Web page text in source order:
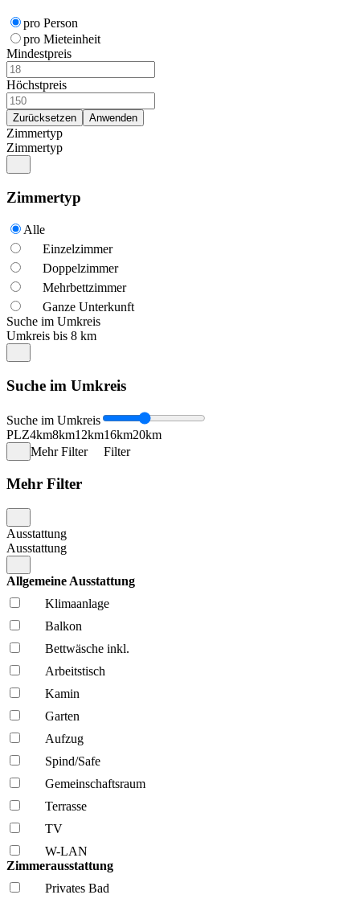
pro Person
pro Mieteinheit
Mindestpreis
Höchstpreis
Zimmertyp
Zimmertyp
Zimmertyp
Alle
Einzelzimmer
Doppelzimmer
Mehrbettzimmer
Ganze Unterkunft
Suche im Umkreis
Umkreis bis 8 km
Suche im Umkreis
Suche im Umkreis
PLZ4km8km12km16km20km
Mehr Filter
Filter
Mehr Filter
Ausstattung
Ausstattung
Allgemeine Ausstattung
Klima­anlage
Balkon
Bettwäsche inkl.
Arbeitstisch
Kamin
Garten
Aufzug
Spind/Safe
Gemeinschafts­raum
Terrasse
TV
W-LAN
Zimmerausstattung
Privates Bad